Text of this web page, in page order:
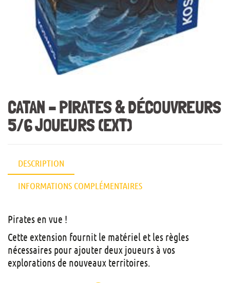
CATAN – PIRATES & DÉCOUVREURS
5/6 JOUEURS (EXT)
DESCRIPTION
INFORMATIONS COMPLÉMENTAIRES
Pirates en vue !
Cette extension fournit le matériel et les règles
nécessaires pour ajouter deux joueurs à vos
explorations de nouveaux territoires.